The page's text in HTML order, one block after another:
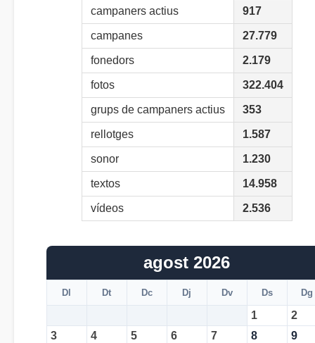
campaners actius 917
campanes 27.779
fonedors 2.179
fotos 322.404
grups de campaners actius 353
rellotges 1.587
sonor 1.230
textos 14.958
vídeos 2.536
agost 2026
Dl Dt Dc Dj Dv Ds Dg
1
2
3
4 5 6 7 8
9